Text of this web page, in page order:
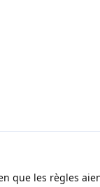
que les règles